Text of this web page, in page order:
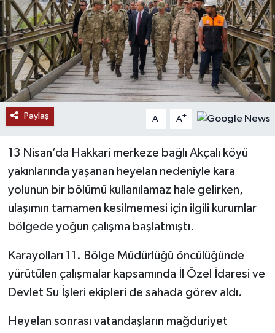
Paylaş A- A+
13 Nisan’da Hakkari merkeze bağlı Akçalı köyü
yakınlarında yaşanan heyelan nedeniyle kara
yolunun bir bölümü kullanılamaz hale gelirken,
ulaşımın tamamen kesilmemesi için ilgili kurumlar
bölgede yoğun çalışma başlatmıştı.
Karayolları 11. Bölge Müdürlüğü öncülüğünde
yürütülen çalışmalar kapsamında İl Özel İdaresi ve
Devlet Su İşleri ekipleri de sahada görev aldı.
Heyelan sonrası vatandaşların mağduriyet